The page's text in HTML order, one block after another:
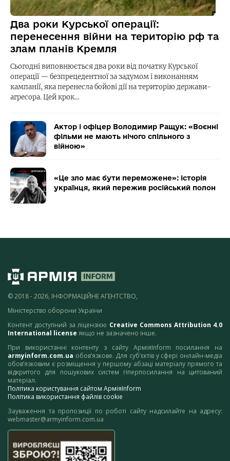
Два роки Курської операції:
перенесення війни на територію рф та
злам планів Кремля
Сьогодні виповнюється два роки від початку Курської
операції — безпрецедентної за задумом і виконанням
кампанії, яка перенесла бойові дії на територію держави-
агресора. Цей крок…
Актор і офіцер Володимир Ращук: «Воєнні
фільми не мають нічого спільного з
війною»
«Це зло має бути переможене»: історія
українця, який пережив російський полон
© 2018 - 2026, ІНФОРМАЦІЙНЕ АГЕНТСТВО,
Міністерство оборони України
Контент доступний за ліцензією Creative Commons Attribution 4.0
International license якщо не зазначено інше.
При використанні контенту з сайту АрміяInform посилання на
armyinform.com.ua обов’язкове. Для суб’єктів у сфері онлайн-медіа
обов’язковим є розміщення у першому абзаці матеріалу прямого та
відкритого для пошукових систем гіперпосилання на цитований
матеріал.
Політика користування сайтом АрміяInform
Політика використання файлів cookie
Зауваження та пропозиції по роботі сайту надсилайте на адресу:
webmaster@armyinform.com.ua